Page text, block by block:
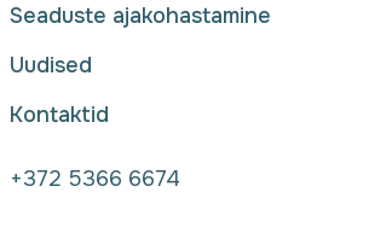
Seaduste ajakohastamine
Uudised
Kontaktid
+372 5366 6674